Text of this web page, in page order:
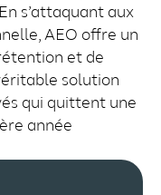
s’attaquant aux
AEO offre un
et de
solution
qui quittent une
année